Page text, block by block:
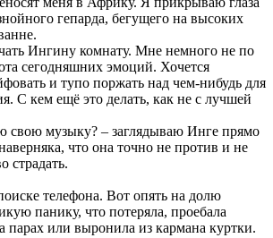
гепарда, бегущего на высоких
Ингину комнату. Мне немного не по
сегодняшних эмоций. Хочется
и тупо поржать над чем-нибудь для
С кем ещё это делать, как не с лучшей
свою музыку? – заглядываю Инге прямо
что она точно не против и не
страдать.
телефона. Вот опять на долю
панику, что потеряла, проебала
парах или выронила из кармана куртки.